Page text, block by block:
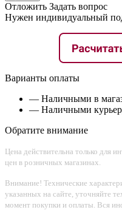
Отложить Задать вопрос
Нужен индивидуальный
Варианты оплаты
— Наличными в
— Наличными
Обратите внимание
Цена действительна только для
цен в розничных магазинах.
Внимание! Технические
указанных на сайте, уточняйте
момент покупки и оплаты. Вся